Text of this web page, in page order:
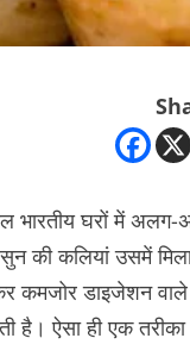
भारतीय घरों में अलग-
की कलियां उसमें
कमजोर डाइजेशन
है। ऐसा ही एक